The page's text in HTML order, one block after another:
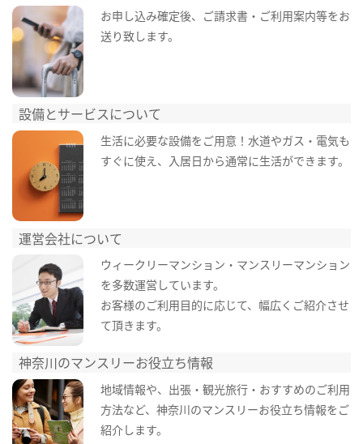
お申し込み確定後、ご請求書・ご利用案内等をお
送り致します。
設備とサービスについて
生活に必要な設備をご用意！水道やガス・電気も
すぐに使え、入居日から通常に生活ができます。
運営会社について
ウィークリーマンション・マンスリーマンション
を多数運営しています。
お客様のご利用目的に応じて、幅広くご紹介させ
て頂きます。
神奈川のマンスリーお役立ち情報
地域情報や、出張・観光旅行・おすすめのご利用
方法など、神奈川のマンスリーお役立ち情報をご
紹介します。